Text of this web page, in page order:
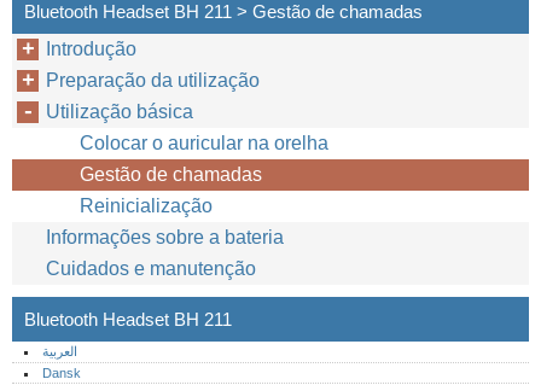
Bluetooth Headset BH 211 > Gestão de chamadas
Introdução
Preparação da utilização
Utilização básica
Colocar o auricular na orelha
Gestão de chamadas
Reinicialização
Informações sobre a bateria
Cuidados e manutenção
Bluetooth Headset BH 211
العربية
Dansk